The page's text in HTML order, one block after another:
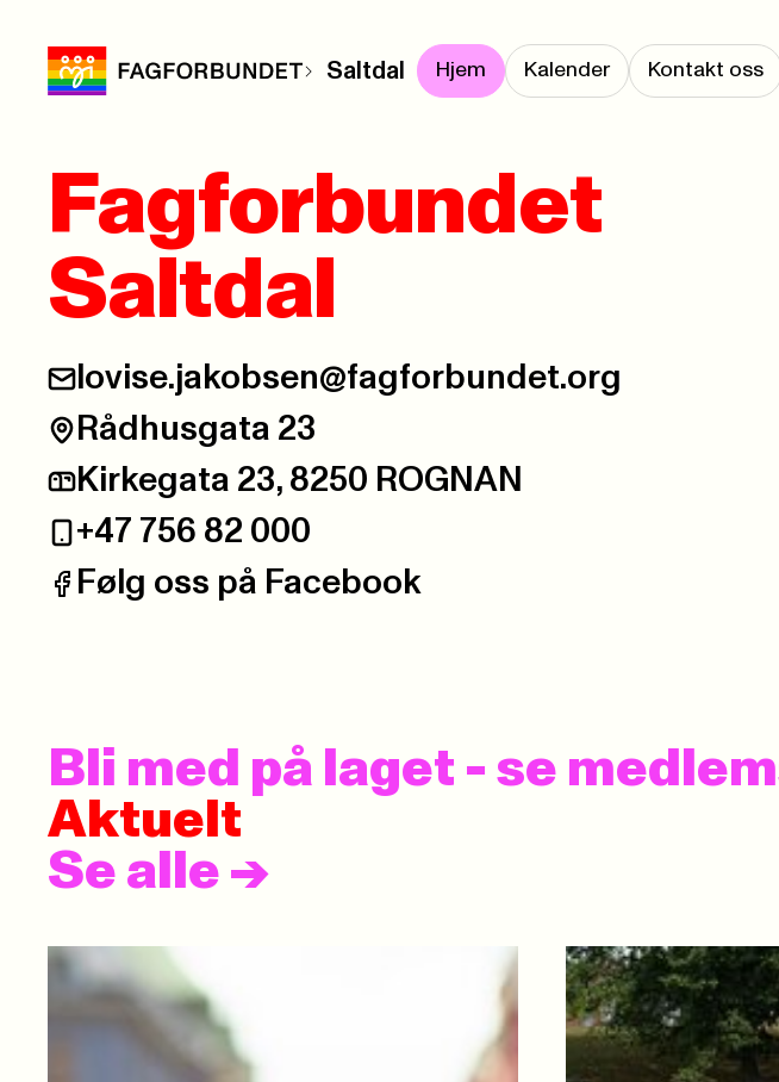
Saltdal Hjem Kalender Kontakt oss
Fagforbundet
Saltdal
E-post:
lovise.jakobsen@fagforbundet.org
Besøksadresse:
Rådhusgata 23
Postadresse:
Kirkegata 23, 8250 ROGNAN
Telefon:
+47 756 82 000
Facebook:
Følg oss på Facebook
Bli med på laget - se
Aktuelt
Se alle ->